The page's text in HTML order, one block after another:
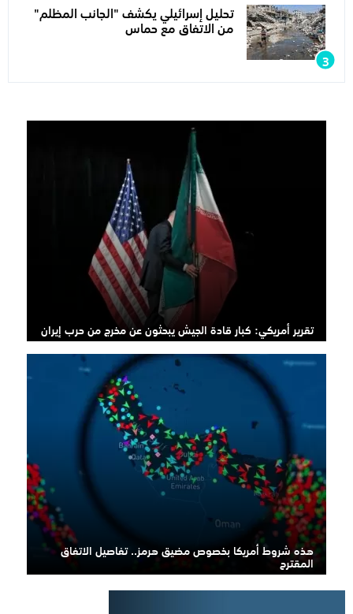
تحليل إسرائيلي يكشف "الجانب المظلم"
من الاتفاق مع حماس
تقرير أمريكي: كبار قادة الجيش يبحثون عن مخرج من حرب إيران
هذه شروط أمريكا بخصوص مضيق هرمز.. تفاصيل الاتفاق
المقترح